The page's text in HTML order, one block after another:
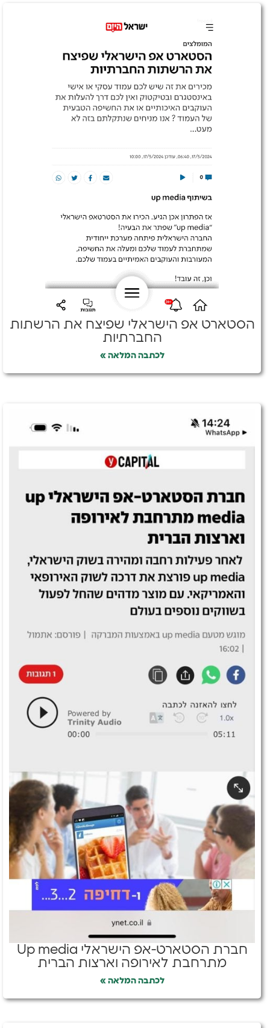
הסטארט אפ הישראלי שפיצח את הרשתות
החברתיות
לכתבה המלאה »
חברת הסטארט-אפ הישראלי Up media
מתרחבת לאירופה וארצות הברית
לכתבה המלאה »